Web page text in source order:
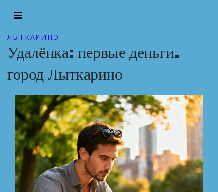
ЛЫТКАРИНО
Удалёнка: первые деньги.
город Лыткарино